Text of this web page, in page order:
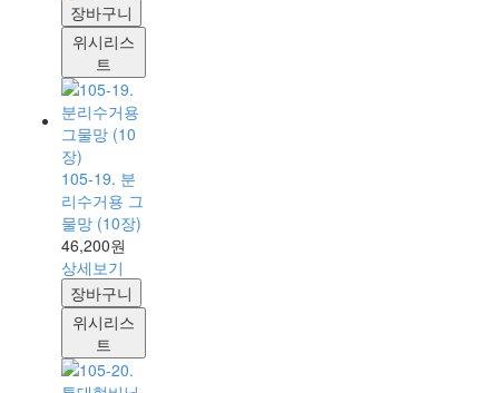
장바구니
위시리스
트
105-19. 분
리수거용 그
물망 (10장)
46,200원
상세보기
장바구니
위시리스
트